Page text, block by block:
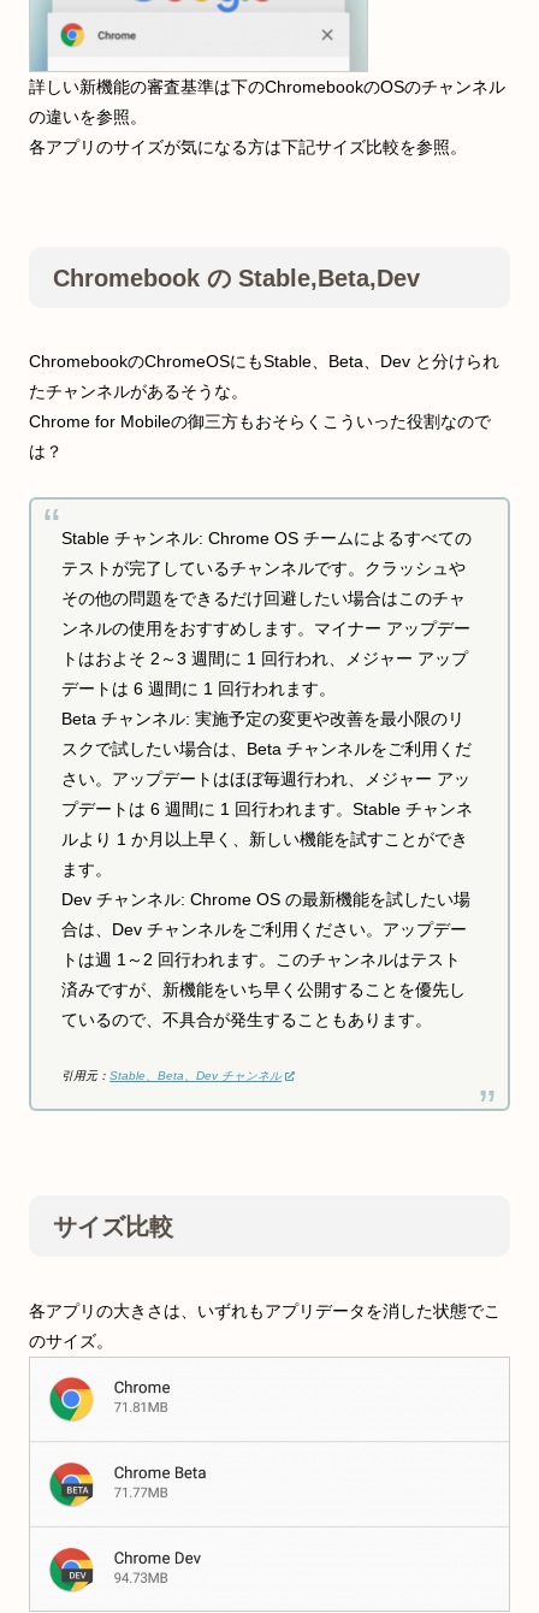
詳しい新機能の審査基準は下のChromebookのOSのチャンネル
の違いを参照。
各アプリのサイズが気になる方は下記サイズ比較を参照。
Chromebook の Stable,Beta,Dev
ChromebookのChromeOSにもStable、Beta、Dev と分けられ
たチャンネルがあるそうな。
Chrome for Mobileの御三方もおそらくこういった役割なので
は？
Stable チャンネル: Chrome OS チームによるすべての
テストが完了しているチャンネルです。クラッシュや
その他の問題をできるだけ回避したい場合はこのチャ
ンネルの使用をおすすめします。マイナー アップデー
トはおよそ 2～3 週間に 1 回行われ、メジャー アップ
デートは 6 週間に 1 回行われます。
Beta チャンネル: 実施予定の変更や改善を最小限のリ
スクで試したい場合は、Beta チャンネルをご利用くだ
さい。アップデートはほぼ毎週行われ、メジャー アッ
プデートは 6 週間に 1 回行われます。Stable チャンネ
ルより 1 か月以上早く、新しい機能を試すことができ
ます。
Dev チャンネル: Chrome OS の最新機能を試したい場
合は、Dev チャンネルをご利用ください。アップデー
トは週 1～2 回行われます。このチャンネルはテスト
済みですが、新機能をいち早く公開することを優先し
ているので、不具合が発生することもあります。
引用元：Stable、Beta、Dev チャンネル
サイズ比較
各アプリの大きさは、いずれもアプリデータを消した状態でこ
のサイズ。